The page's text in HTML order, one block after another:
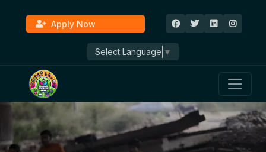
Apply Now
Select Language ▼